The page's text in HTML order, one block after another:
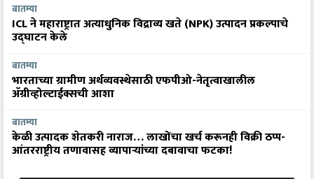
बातम्या
ICL ने महाराष्ट्रात अत्याधुनिक विद्राव्य खते (NPK) उत्पादन प्रकल्पाचे
उद्घाटन केले
बातम्या
भारताच्या ग्रामीण अर्थव्यवस्थेसाठी एफपीओ-नेतृत्वाखालील
अ‍ॅग्रीव्होल्टाईक्सची आशा
बातम्या
केळी उत्पादक शेतकरी नाराज… लाखोंचा खर्च करूनही विक्री ठप्प-
आंतरराष्ट्रीय तणावासह व्यापाऱ्यांच्या दबावाचा फटका!